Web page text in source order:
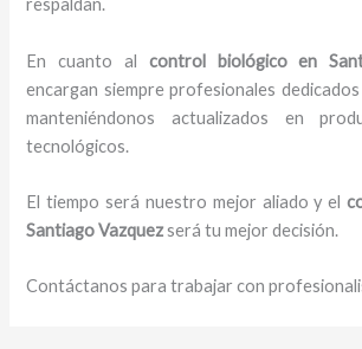
respaldan.
En cuanto al control biológico en
encargan siempre profesionales
manteniéndonos actualizados en
tecnológicos.
El tiempo será nuestro mejor aliado y el
Santiago Vazquezserá tu mejor decisión.
Contáctanos para trabajar con